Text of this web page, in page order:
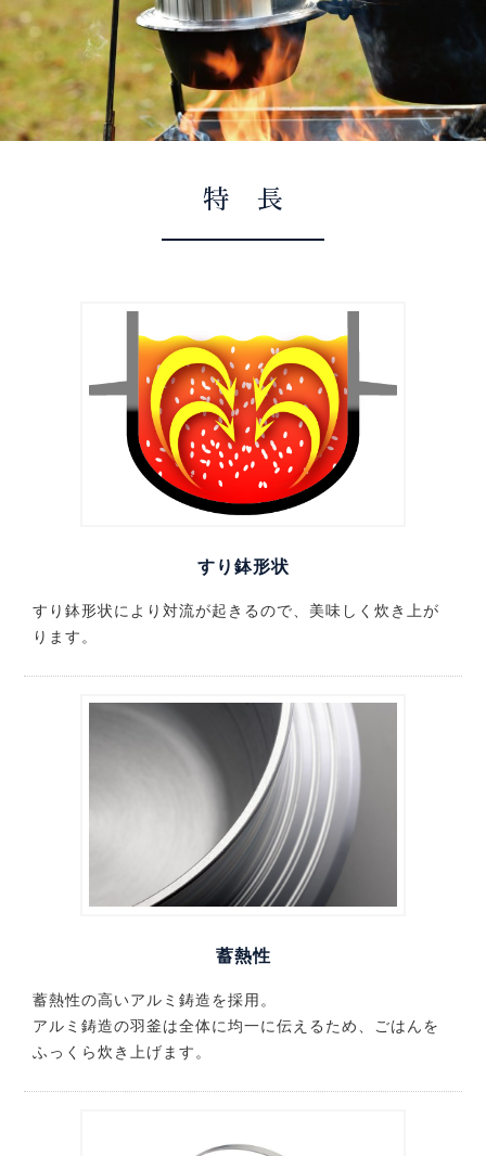
特 長
すり鉢形状
すり鉢形状により対流が起きるので、美味しく炊き上が
ります。
蓄熱性
蓄熱性の高いアルミ鋳造を採用。
アルミ鋳造の羽釜は全体に均一に伝えるため、ごはんを
ふっくら炊き上げます。